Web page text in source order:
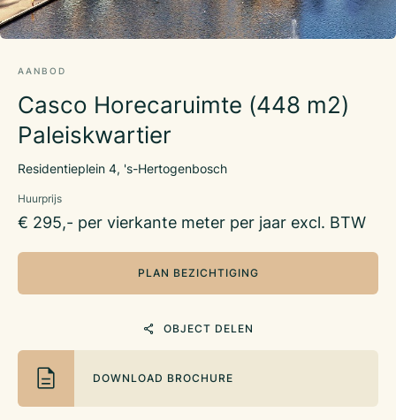
AANBOD
Casco Horecaruimte (448 m2)
Paleiskwartier
Residentieplein 4, 's-Hertogenbosch
Huurprijs
€ 295,- per vierkante meter per jaar excl. BTW
PLAN BEZICHTIGING
OBJECT DELEN
DOWNLOAD BROCHURE